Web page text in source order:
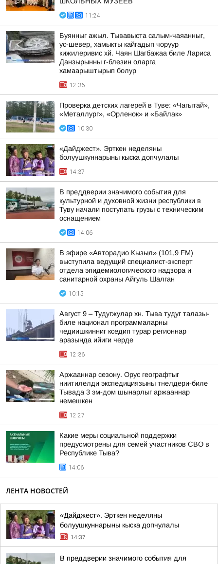
11:24
Буянныг ажыл. Тывавыста салым-чаяанныг,
ус-шевер, хамыкты кайгадып чоруур
кижилеривис хй. Чаян Шагбажаа биле Лариса
Данзырынны г-блезин оларга
хамаарыштырып болур
12:36
Проверка детских лагерей в Туве: «Чагытай»,
«Металлург», «Орленок» и «Байлак»
10:30
«Дайджест». Эрткен неделяны
болуушкуннарыны кыска допчулалы
14:37
В преддверии значимого события для
культурной и духовной жизни республики в
Туву начали поступать грузы с техническим
оснащением
14:06
В эфире «Авторадио Кызыл» (101,9 FM)
выступила ведущий специалист-эксперт
отдела эпидемиологического надзора и
санитарной охраны Айгуль Шалган
10:15
Август 9 – Тудугжулар хн. Тыва тудуг талазы-
биле национал программаларны
чедиишкинниг кседип турар регионнар
аразында ийиги черде
12:36
Аржааннар сезону. Орус географтыг
ниитилелди экспедициязыны тнелдери-биле
Тывада 3 эм-дом шынарлыг аржааннар
немешкен
12:27
Какие меры социальной поддержки
предусмотрены для семей участников СВО в
Республике Тыва?
14:06
ЛЕНТА НОВОСТЕЙ
«Дайджест». Эрткен неделяны
болуушкуннарыны кыска допчулалы
14:37
В преддверии значимого события для